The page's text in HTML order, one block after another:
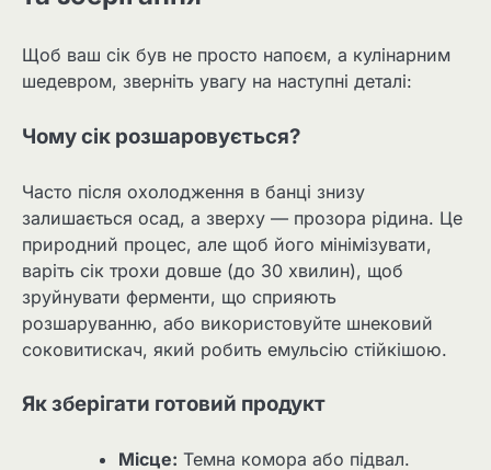
Щоб ваш сік був не просто напоєм, а кулінарним
шедевром, зверніть увагу на наступні деталі:
Чому сік розшаровується?
Часто після охолодження в банці знизу
залишається осад, а зверху — прозора рідина. Це
природний процес, але щоб його мінімізувати,
варіть сік трохи довше (до 30 хвилин), щоб
зруйнувати ферменти, що сприяють
розшаруванню, або використовуйте шнековий
соковитискач, який робить емульсію стійкішою.
Як зберігати готовий продукт
Місце: Темна комора або підвал.